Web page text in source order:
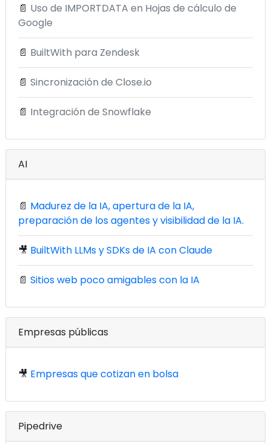
📄 Uso de IMPORTDATA en Hojas de cálculo de
Google
📄 BuiltWith para Zendesk
📄 Sincronización de Close.io
📄 Integración de Snowflake
AI
📄 Madurez de la IA, apertura de la IA,
preparación de los agentes y visibilidad de la IA.
🎥 BuiltWith LLMs y SDKs de IA con Claude
📄 Sitios web poco amigables con la IA
Empresas públicas
🎥 Empresas que cotizan en bolsa
Pipedrive